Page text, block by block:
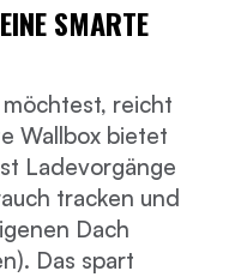
SMARTE
reicht
Wallbox bietet
Ladevorgänge
tracken und
Dach
Das spart